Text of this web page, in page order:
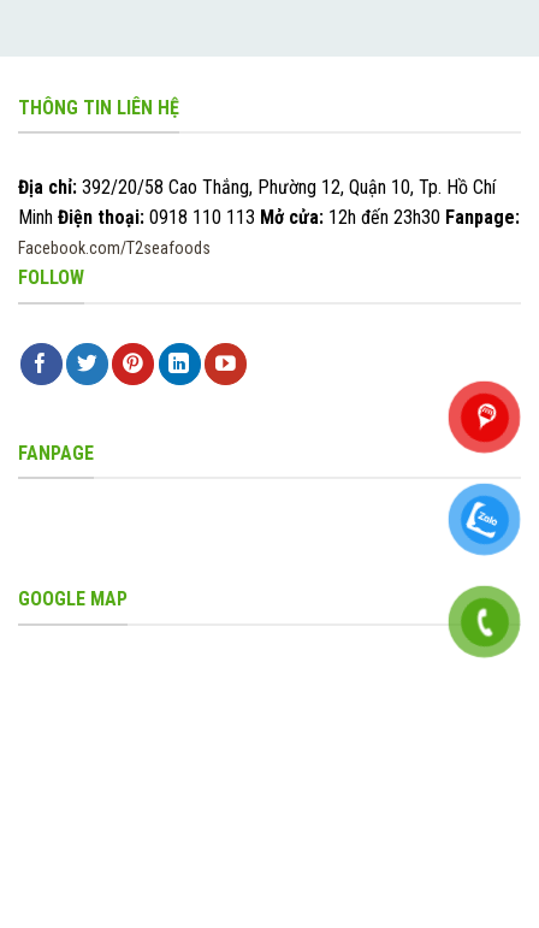
THÔNG TIN LIÊN HỆ
Địa chỉ: 392/20/58 Cao Thắng, Phường 12, Quận 10, Tp. Hồ Chí
Minh Điện thoại: 0918 110 113 Mở cửa: 12h đến 23h30 Fanpage:
Facebook.com/T2seafoods
FOLLOW
FANPAGE
GOOGLE MAP